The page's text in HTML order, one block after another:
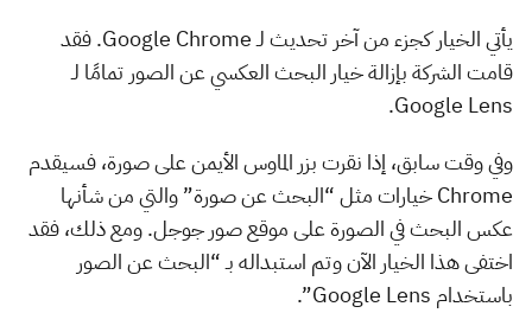
يأتي الخيار كجزء من آخر تحديث لـ Google Chrome. فقد
قامت الشركة بإزالة خيار البحث العكسي عن الصور تمامًا لـ
Google Lens.
وفي وقت سابق، إذا نقرت بزر الماوس الأيمن على صورة، فسيقدم
Chrome خيارات مثل “البحث عن صورة” والتي من شأنها
عكس البحث في الصورة على موقع صور جوجل. ومع ذلك، فقد
اختفى هذا الخيار الآن وتم استبداله بـ “البحث عن الصور
باستخدام Google Lens”.